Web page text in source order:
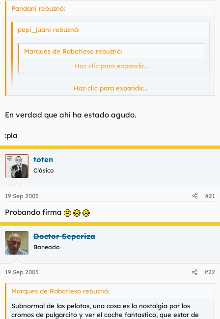
Pandani rebuznó:
pepi_juani rebuznó:
Marques de Rabotieso rebuznó:
La nostalgia es para gilipollas.
Haz clic para expandir...
BUENISIMO!!
Lo que me has hecho reir hijo de puta
Haz clic para expandir...
En verdad que ahí ha estado agudo.
:pla
toten
Clásico
19 Sep 2005 #21
Probando firma
Doctor Seperiza
Baneado
19 Sep 2005 #22
Marques de Rabotieso rebuznó:
Subnormal de las pelotas, una cosa es la nostalgia por los
cromos de pulgarcito y ver el coche fantastico, que estar de